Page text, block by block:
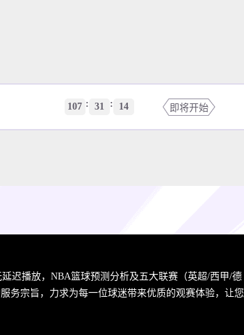
107 : 31 : 14 即将开始
迟播放，NBA篮球预测分析及五大联赛（英超/西甲/德
务宗旨，力求为每一位球迷带来优质的观赛体验，让您